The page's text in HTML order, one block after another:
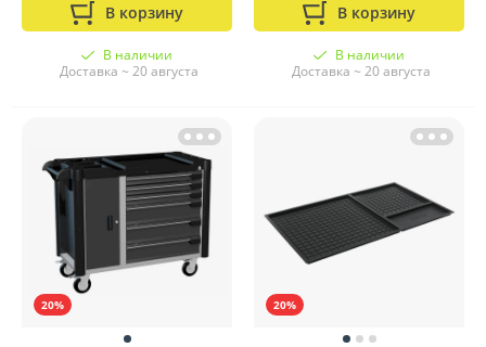
В корзину
В наличии
Доставка ~ 20 августа
В корзину
В наличии
Доставка ~ 20 августа
20% 20%